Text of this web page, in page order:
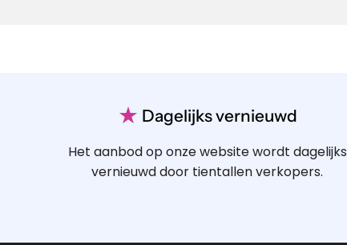
★ Dagelijks vernieuwd
Het aanbod op onze website wordt dagelijks
vernieuwd door tientallen verkopers.